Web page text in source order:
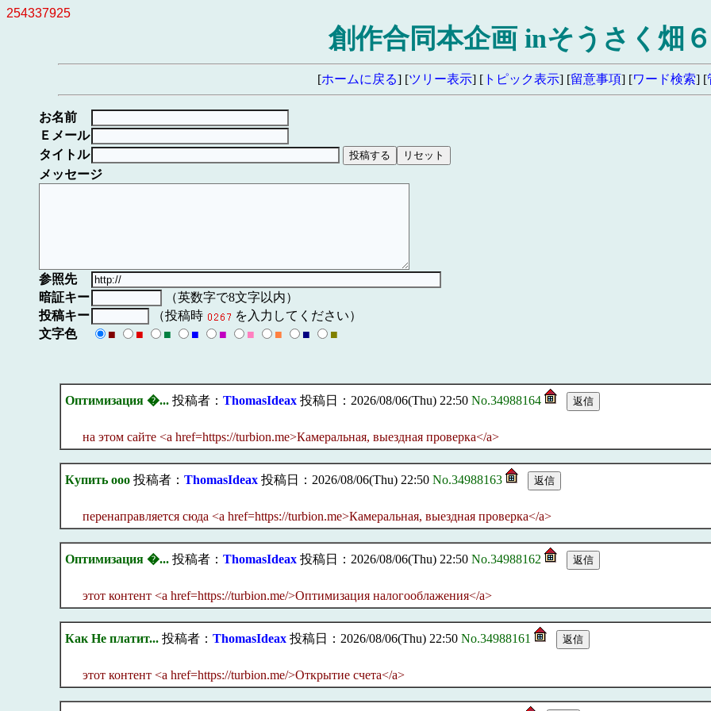
254337925
創作合同本企画 inそうさく畑
[ホームに戻る] [ツリー表示] [ トピック表示] [留意事項] [ワード検索] [
お名前
Ｅメール
タイトル
メッセージ
参照先
暗証キー
（英数字で8文字以内）
投稿キー
（投稿時
を入力してください）
文字色
■ ■ ■ ■ ■ ■ ■ ■ ■
Оптимизация �...投稿者： ThomasIdeax投稿日：2026/08/06(Thu) 22:50 No.34988164
на этом сайте <a href=https://turbion.me>Камеральная, выездная проверка</a>
Купить ооо投稿者： ThomasIdeax投稿日：2026/08/06(Thu) 22:50 No.34988163
перенаправляется сюда <a href=https://turbion.me>Камеральная, выездная проверка</a>
Оптимизация �...投稿者： ThomasIdeax投稿日：2026/08/06(Thu) 22:50 No.34988162
этот контент <a href=https://turbion.me/>Оптимизация налогооблажения</a>
Как Не платит...投稿者： ThomasIdeax投稿日：2026/08/06(Thu) 22:50 No.34988161
этот контент <a href=https://turbion.me/>Открытие счета</a>